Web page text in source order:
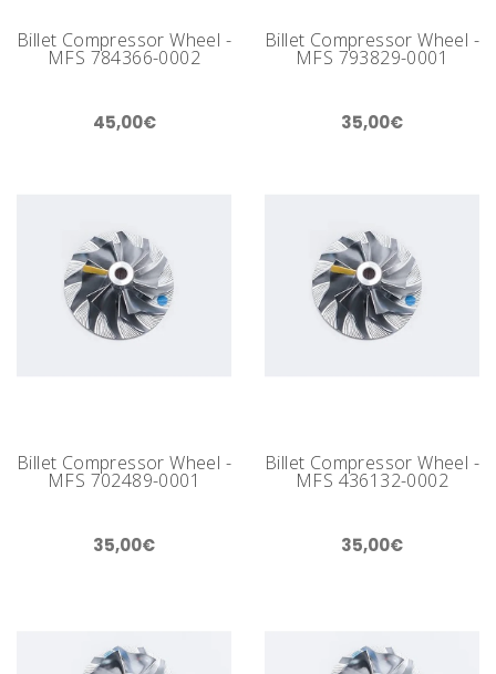
Billet Compressor Wheel -
MFS 784366-0002
45,00€
Billet Compressor Wheel -
MFS 793829-0001
35,00€
Billet Compressor Wheel -
MFS 702489-0001
35,00€
Billet Compressor Wheel -
MFS 436132-0002
35,00€